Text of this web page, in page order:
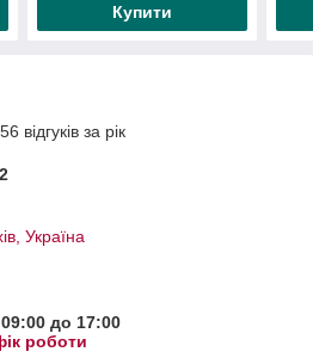
Купити
відгуків за рік
Україна
до 17:00
роботи